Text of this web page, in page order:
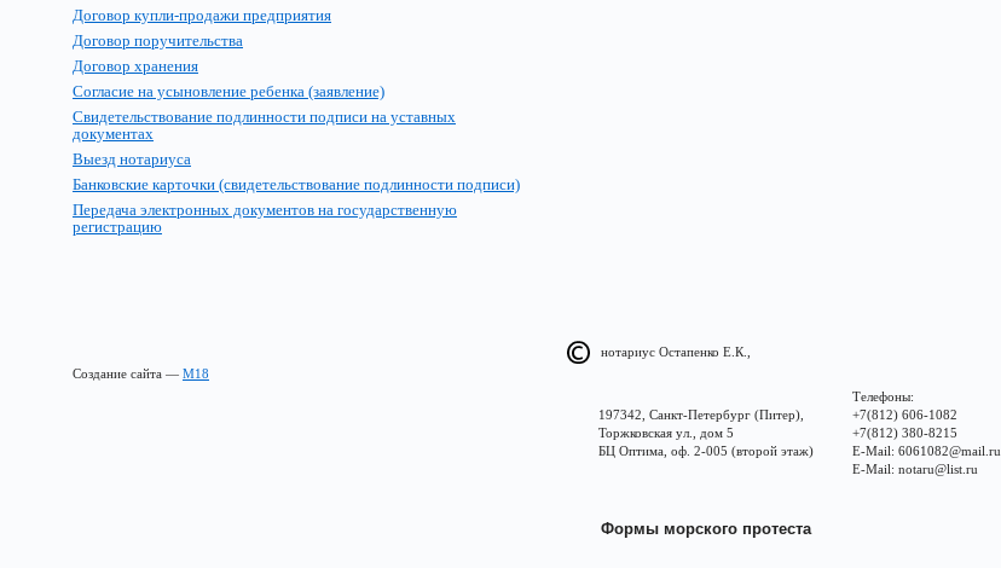
Договор купли-продажи предприятия
Договор поручительства
Договор хранения
Согласие на усыновление ребенка (заявление)
Свидетельствование подлинности подписи на уставных
документах
Выезд нотариуса
Банковские карточки (свидетельствование подлинности подписи)
Передача электронных документов на государственную
регистрацию
Создание сайта — М18
нотариус Остапенко Е.К.,
197342, Санкт-Петербург (Питер),
Торжковская ул., дом 5
БЦ Оптима, оф. 2-005 (второй этаж)
Телефоны:
+7(812) 606-1082
+7(812) 380-8215
E-Mail: 6061082@mail.ru
E-Mail: notaru@list.ru
Формы морского протеста